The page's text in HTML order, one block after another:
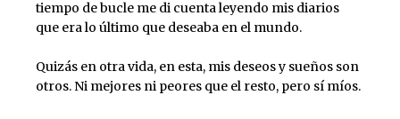
tiempo de bucle me di cuenta leyendo mis diarios
que era lo último que deseaba en el mundo.⁣
Quizás en otra vida, en esta, mis deseos y sueños son
otros. Ni mejores ni peores que el resto, pero sí míos.